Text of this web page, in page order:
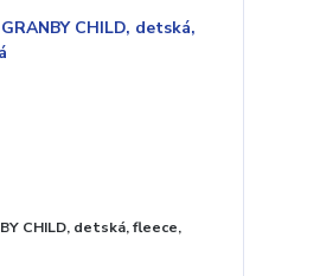
CHILD, detská, fleece,